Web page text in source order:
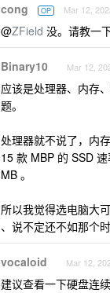
cong OP Mar 12,
@ZField 没。请教一
Binary10 Mar 12,
应该是处理器、内存
题。
处理器就不说了，内
15 款 MBP 的 SSD
MB 。
所以我觉得选电脑大
、说不定还不如那个
vocaloid Mar 12,
建议查看一下硬盘连